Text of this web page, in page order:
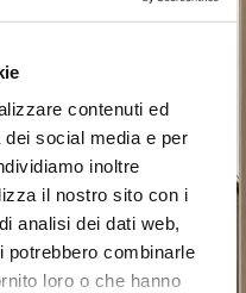
contenuti ed
social media e per
inoltre
il nostro sito con i
analisi dei dati web,
potrebbero combinarle
loro o che hanno